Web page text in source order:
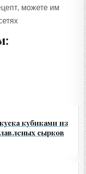
можете им
кубиками из
сырков